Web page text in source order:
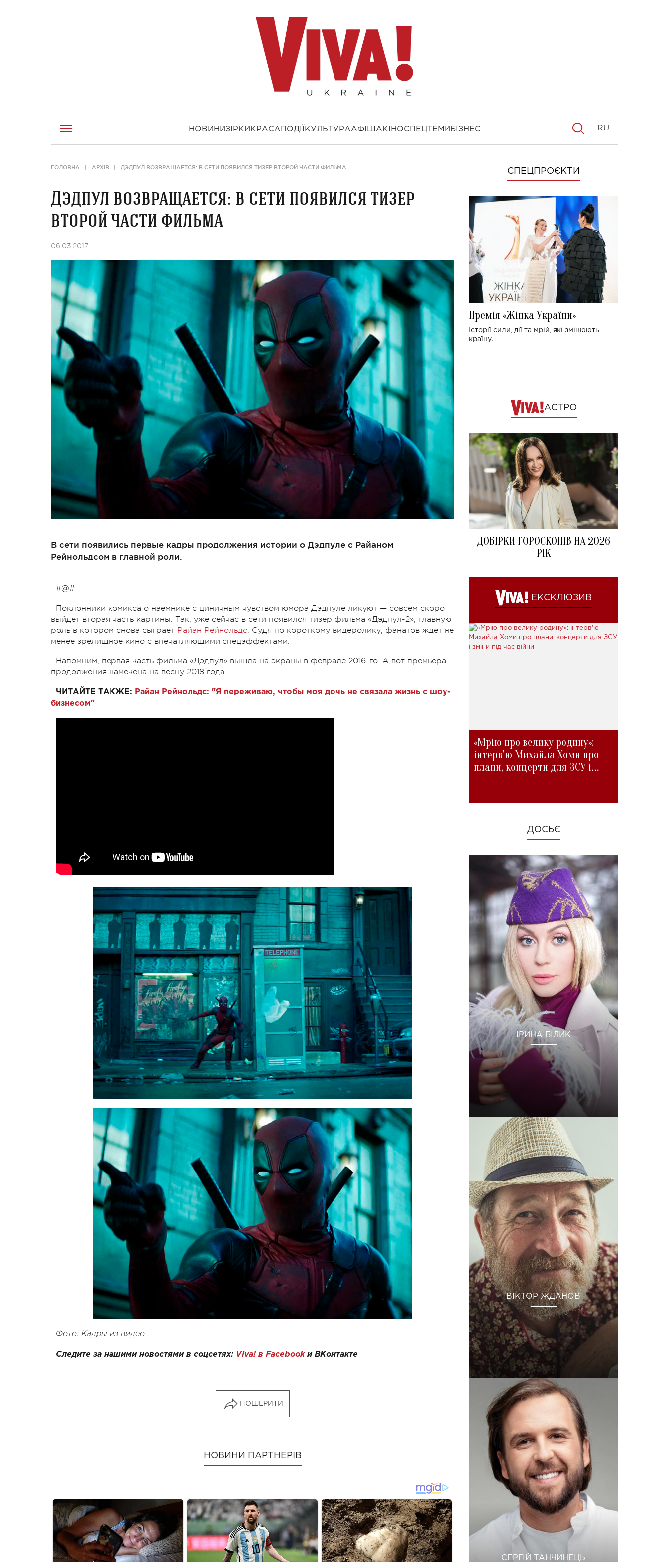
НОВИНИ ЗІРКИ КРАСА ПОДІЇ КУЛЬТУРААФІША КІНОСПЕЦТЕМИ БІЗНЕС RU
ГОЛОВНА АРХІВ ДЭДПУЛ ВОЗВРАЩАЕТСЯ: В СЕТИ ПОЯВИЛСЯ ТИЗЕР ВТОРОЙ ЧАСТИ ФИЛЬМА
Дэдпул возвращается: в сети появился тизер
второй части фильма
06.03.2017
В сети появились первые кадры продолжения истории о Дэдпуле с Райаном
Рейнольдсом в главной роли.
#@#
Поклонники комикса о наемнике с циничным чувством юмора Дэдпуле ликуют — совсем скоро
выйдет вторая часть картины. Так, уже сейчас в сети появился тизер фильма «Дэдпул-2», главную
роль в котором снова сыграет Райан Рейнольдс. Судя по короткому видеролику, фанатов ждет не
менее зрелищное кино с впечатляющими спецэффектами.
Напомним, первая часть фильма «Дэдпул» вышла на экраны в феврале 2016-го. А вот премьера
продолжения намечена на весну 2018 года.
ЧИТАЙТЕ ТАКЖЕ: Райан Рейнольдс: "Я переживаю, чтобы моя дочь не связала жизнь с шоу-
бизнесом"
Фото: Кадры из видео
Следите за нашими новостями в соцсетях: Viva! в Facebookи ВКонтакте
ПОШЕРИТИ
НОВИНИ ПАРТНЕРІВ
СПЕЦПРОЄКТИ
Премія «Жінка України»
Історії сили, дії та мрій, які змінюють
країну.
АСТРО
ДОБІРКИ ГОРОСКОПІВ НА 2026
РІК
ЕКСКЛЮЗИВ
«Мрію про велику родину»:
інтерв'ю Михайла Хоми про
плани, концерти для ЗСУ і
ДОСЬЄ
ІРИНА БІЛИК
ВІКТОР ЖДАНОВ
СЕРГІЙ ТАНЧИНЕЦЬ